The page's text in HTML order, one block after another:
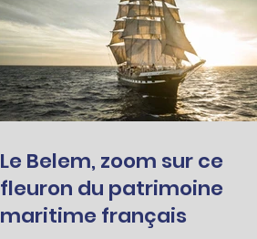
Le Belem, zoom sur ce
fleuron du patrimoine
maritime français